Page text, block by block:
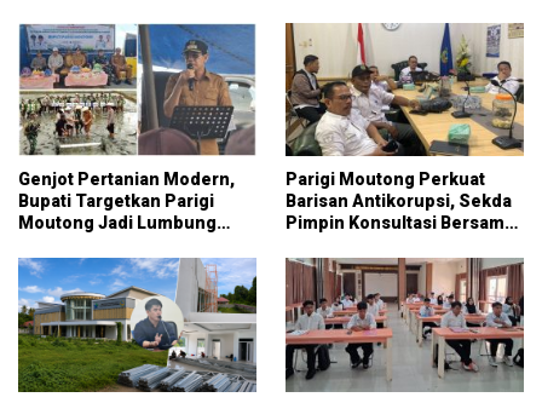
Genjot Pertanian Modern,
Bupati Targetkan Parigi
Moutong Jadi Lumbung
Parigi Moutong Perkuat
Barisan Antikorupsi, Sekda
Pimpin Konsultasi Bersama